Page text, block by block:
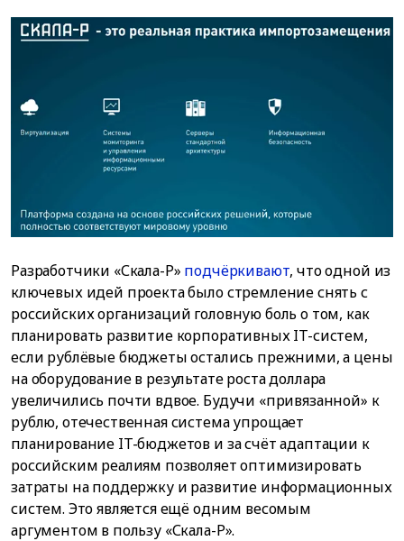
Разработчики «Скала-Р» подчёркивают, что одной из
ключевых идей проекта было стремление снять с
российских организаций головную боль о том, как
планировать развитие корпоративных IT-систем,
если рублёвые бюджеты остались прежними, а цены
на оборудование в результате роста доллара
увеличились почти вдвое. Будучи «привязанной» к
рублю, отечественная система упрощает
планирование IT-бюджетов и за счёт адаптации к
российским реалиям позволяет оптимизировать
затраты на поддержку и развитие информационных
систем. Это является ещё одним весомым
аргументом в пользу «Скала-Р».